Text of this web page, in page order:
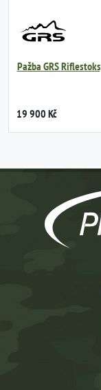
Pažba GRS
19 900 Kč